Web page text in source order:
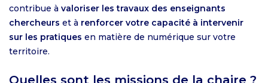
contribue à valoriser les travaux des enseignants
chercheurs et à renforcer votre capacité à intervenir
sur les pratiques en matière de numérique sur votre
territoire.
Quelles sont les missions de la chaire ?